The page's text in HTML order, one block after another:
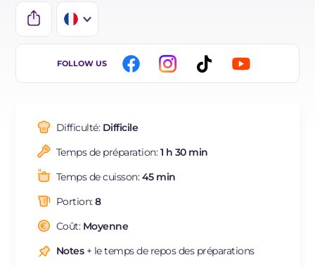
IT
BR
ES
NL
FOLLOW US
Difficulté: Difficile
Temps de préparation:1 h 30 min
Temps de cuisson:45 min
Portion:8
Coût: Moyenne
Notes+ le temps de repos des préparations